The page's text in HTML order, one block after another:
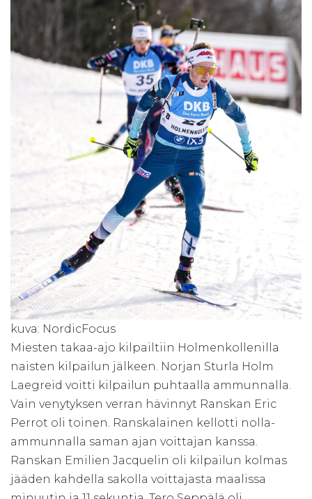
kuva: NordicFocus
Miesten takaa-ajo kilpailtiin Holmenkollenilla
naisten kilpailun jälkeen. Norjan Sturla Holm
Laegreid voitti kilpailun puhtaalla ammunnalla.
Vain venytyksen verran hävinnyt Ranskan Eric
Perrot oli toinen. Ranskalainen kellotti nolla-
ammunnalla saman ajan voittajan kanssa.
Ranskan Emilien Jacquelin oli kilpailun kolmas
jääden kahdella sakolla voittajasta maalissa